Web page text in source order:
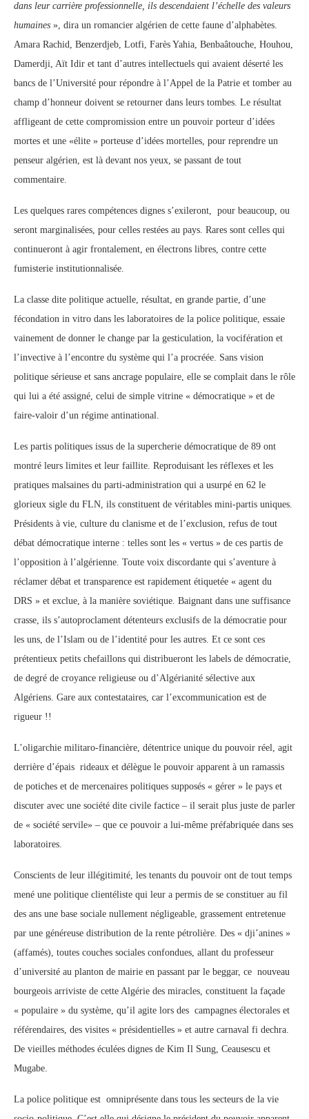
dans leur carrière professionnelle, ils descendaient l’échelle des valeurs
humaines », dira un romancier algérien de cette faune d’alphabètes.
Amara Rachid, Benzerdjeb, Lotfi, Farès Yahia, Benbaâtouche, Houhou,
Damerdji, Aït Idir et tant d’autres intellectuels qui avaient déserté les
bancs de l’Université pour répondre à l’Appel de la Patrie et tomber au
champ d’honneur doivent se retourner dans leurs tombes. Le résultat
affligeant de cette compromission entre un pouvoir porteur d’idées
mortes et une «élite » porteuse d’idées mortelles, pour reprendre un
penseur algérien, est là devant nos yeux, se passant de tout
commentaire.
Les quelques rares compétences dignes s’exileront, pour beaucoup, ou
seront marginalisées, pour celles restées au pays. Rares sont celles qui
continueront à agir frontalement, en électrons libres, contre cette
fumisterie institutionnalisée.
La classe dite politique actuelle, résultat, en grande partie, d’une
fécondation in vitro dans les laboratoires de la police politique, essaie
vainement de donner le change par la gesticulation, la vocifération et
l’invective à l’encontre du système qui l’a procréée. Sans vision
politique sérieuse et sans ancrage populaire, elle se complait dans le rôle
qui lui a été assigné, celui de simple vitrine « démocratique » et de
faire-valoir d’un régime antinational.
Les partis politiques issus de la supercherie démocratique de 89 ont
montré leurs limites et leur faillite. Reproduisant les réflexes et les
pratiques malsaines du parti-administration qui a usurpé en 62 le
glorieux sigle du FLN, ils constituent de véritables mini-partis uniques.
Présidents à vie, culture du clanisme et de l’exclusion, refus de tout
débat démocratique interne : telles sont les « vertus » de ces partis de
l’opposition à l’algérienne. Toute voix discordante qui s’aventure à
réclamer débat et transparence est rapidement étiquetée « agent du
DRS » et exclue, à la manière soviétique. Baignant dans une suffisance
crasse, ils s’autoproclament détenteurs exclusifs de la démocratie pour
les uns, de l’Islam ou de l’identité pour les autres. Et ce sont ces
prétentieux petits chefaillons qui distribueront les labels de démocratie,
de degré de croyance religieuse ou d’Algérianité sélective aux
Algériens. Gare aux contestataires, car l’excommunication est de
rigueur !!
L’oligarchie militaro-financière, détentrice unique du pouvoir réel, agit
derrière d’épais rideaux et délègue le pouvoir apparent à un ramassis
de potiches et de mercenaires politiques supposés « gérer » le pays et
discuter avec une société dite civile factice – il serait plus juste de parler
de « société servile» – que ce pouvoir a lui-même préfabriquée dans ses
laboratoires.
Conscients de leur illégitimité, les tenants du pouvoir ont de tout temps
mené une politique clientéliste qui leur a permis de se constituer au fil
des ans une base sociale nullement négligeable, grassement entretenue
par une généreuse distribution de la rente pétrolière. Des « dji’anines »
(affamés), toutes couches sociales confondues, allant du professeur
d’université au planton de mairie en passant par le beggar, ce nouveau
bourgeois arriviste de cette Algérie des miracles, constituent la façade
« populaire » du système, qu’il agite lors des campagnes électorales et
référendaires, des visites « présidentielles » et autre carnaval fi dechra.
De vieilles méthodes éculées dignes de Kim Il Sung, Ceausescu et
Mugabe.
La police politique est omniprésente dans tous les secteurs de la vie